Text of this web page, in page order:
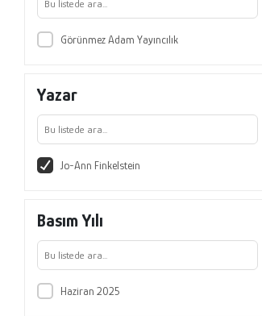
Görünmez Adam Yayıncılık
Yazar
Jo-Ann Finkelstein
Basım Yılı
Haziran 2025